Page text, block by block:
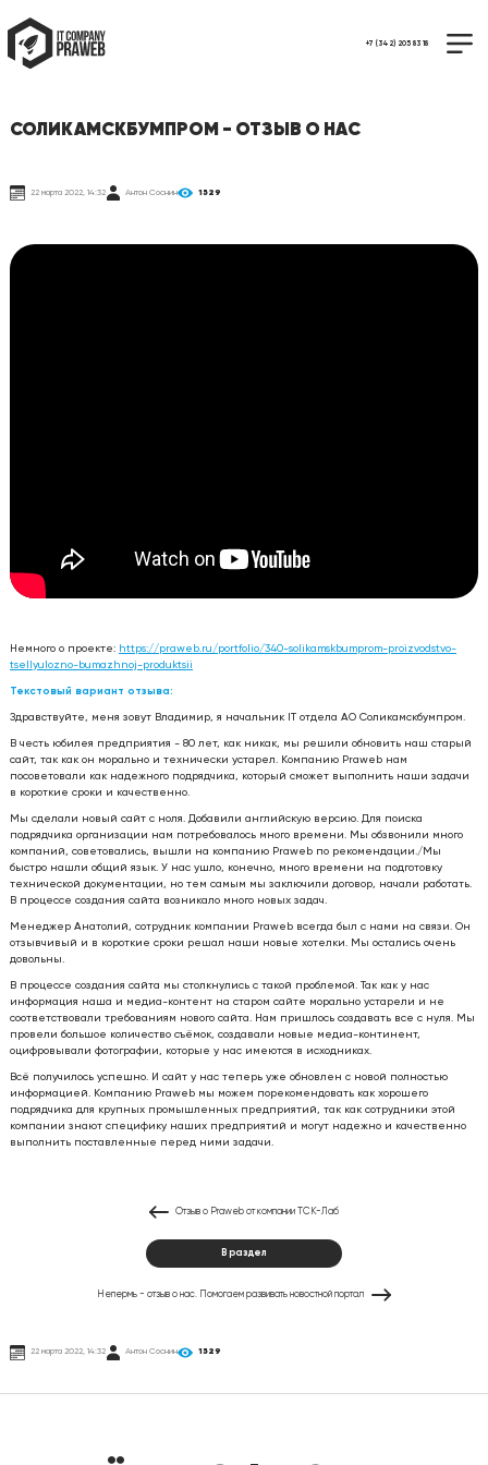
+7 (342) 205 83 18
22 марта 2022, 14:32 Антон Соснин 1529
СОЛИКАМСКБУМПРОМ - ОТЗЫВ О НАС
Немного о проекте: https://praweb.ru/portfolio/340-solikamskbumprom-proizvodstvo-
tsellyulozno-bumazhnoj-produktsii
Текстовый вариант отзыва:
Здравствуйте, меня зовут Владимир, я начальник IT отдела АО Соликамскбумпром.
В честь юбилея предприятия - 80 лет, как никак, мы решили обновить наш старый
сайт, так как он морально и технически устарел. Компанию Praweb нам
посоветовали как надежного подрядчика, который сможет выполнить наши задачи
в короткие сроки и качественно.
Мы сделали новый сайт с ноля. Добавили английскую версию. Для поиска
подрядчика организации нам потребовалось много времени. Мы обзвонили много
компаний, советовались, вышли на компанию Praweb по рекомендации./Мы
быстро нашли общий язык. У нас ушло, конечно, много времени на подготовку
технической документации, но тем самым мы заключили договор, начали работать.
В процессе создания сайта возникало много новых задач.
Менеджер Анатолий, сотрудник компании Praweb всегда был с нами на связи. Он
отзывчивый и в короткие сроки решал наши новые хотелки. Мы остались очень
довольны.
В процессе создания сайта мы столкнулись с такой проблемой. Так как у нас
информация наша и медиа-контент на старом сайте морально устарели и не
соответствовали требованиям нового сайта. Нам пришлось создавать все с нуля. Мы
провели большое количество съёмок, создавали новые медиа-континент,
оцифровывали фотографии, которые у нас имеются в исходниках.
Всё получилось успешно. И сайт у нас теперь уже обновлен с новой полностью
информацией. Компанию Praweb мы можем порекомендовать как хорошего
подрядчика для крупных промышленных предприятий, так как сотрудники этой
компании знают специфику наших предприятий и могут надежно и качественно
выполнить поставленные перед ними задачи.
Отзыв о Praweb от компании ТСК-Лаб
В раздел
Непермь - отзыв о нас. Помогаем развивать новостной портал
22 марта 2022, 14:32 Антон Соснин 1529